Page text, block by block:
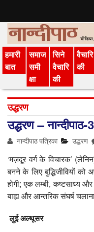
मुखपृष्ठ
संग्रह
अगले अंक की सामग्री
विचार-विमर्श
परिचय
सदस्‍यता लें
हमारी बात
मीडिया वैचारिकी
अभिलेख
हमारी
बात
समाज
समी
क्षा
सिने
वैचारि
की
वैचारि
की
उद्धरण
उद्धरण –
नान्दीपाठ पत्रिका उद्धरण
‘मज़दूर वर्ग के विचारक’
बनने के लिए बुद्धिजीवियों को
होगी; एक लम्बी, कष्टसाध्य और
बाह्य और आन्तरिक संघर्ष
लुई अल्थूसर